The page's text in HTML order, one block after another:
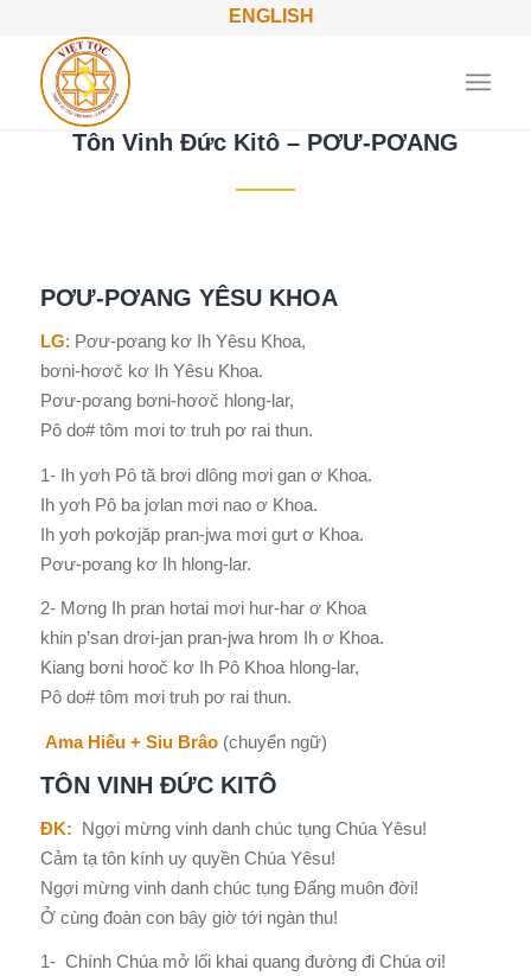
ENGLISH
Tôn Vinh Đức Kitô – PƠƯ-PƠANG
PƠƯ-PƠANG YÊSU KHOA
LG: Pơư-pơang kơ Ih Yêsu Khoa,
bơni-hơơč kơ Ih Yêsu Khoa.
Pơư-pơang bơni-hơơč hlong-lar,
Pô do# tôm mơi tơ truh pơ rai thun.
1- Ih yơh Pô tă brơi dlông mơi gan ơ Khoa.
Ih yơh Pô ba jơlan mơi nao ơ Khoa.
Ih yơh pơkơjăp pran-jwa mơi gưt ơ Khoa.
Pơư-pơang kơ Ih hlong-lar.
2- Mơng Ih pran hơtai mơi hur-har ơ Khoa
khin p’san drơi-jan pran-jwa hrom Ih ơ Khoa.
Kiang bơni hơoč kơ Ih Pô Khoa hlong-lar,
Pô do# tôm mơi truh pơ rai thun.
Ama Hiếu + Siu Brâo (chuyển ngữ)
TÔN VINH ĐỨC KITÔ
ĐK: Ngợi mừng vinh danh chúc tụng Chúa Yêsu!
Cảm tạ tôn kính uy quyền Chúa Yêsu!
Ngợi mừng vinh danh chúc tụng Đấng muôn đời!
Ở cùng đoàn con bây giờ tới ngàn thu!
1- Chính Chúa mở lối khai quang đường đi Chúa ơi!